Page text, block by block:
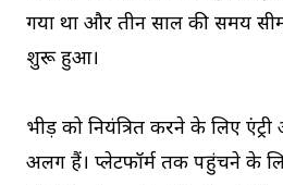
गया था और तीन साल की समय
शुरू हुआ।
भीड़ को नियंत्रित करने के लिए
अलग हैं। प्लेटफॉर्म तक पहुंचने के